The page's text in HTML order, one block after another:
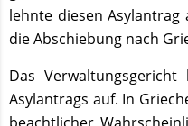
lehnte diesen
die Abschiebung nach
Das
Asylantrags auf. In